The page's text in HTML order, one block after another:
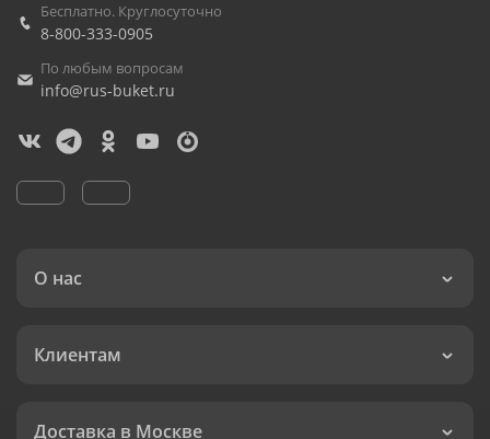
Бесплатно. Круглосуточно
8-800-333-0905
По любым вопросам
info@rus-buket.ru
О нас
Клиентам
Доставка в Москве